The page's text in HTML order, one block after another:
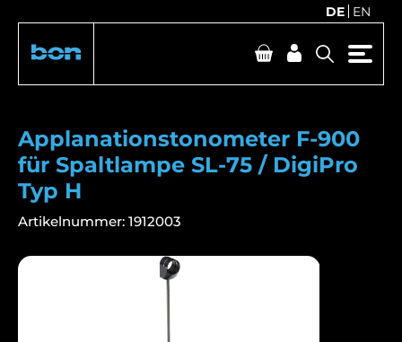
DE EN
Applanationstonometer F-900
für Spaltlampe SL-75 / DigiPro
Typ H
Artikelnummer: 1912003